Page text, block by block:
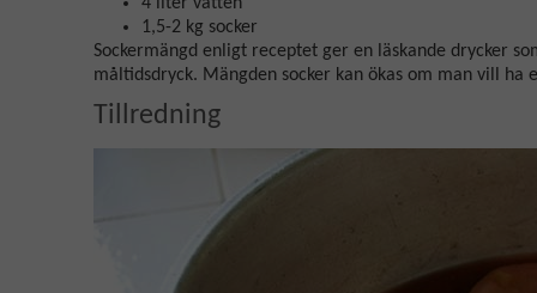
1,5-2 kg socker
Sockermängd enligt receptet ger en läskande drycker
måltidsdryck. Mängden socker kan ökas om man vill ha
Tillredning